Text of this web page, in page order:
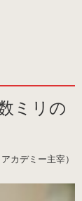
ミリの
カデミー主宰）